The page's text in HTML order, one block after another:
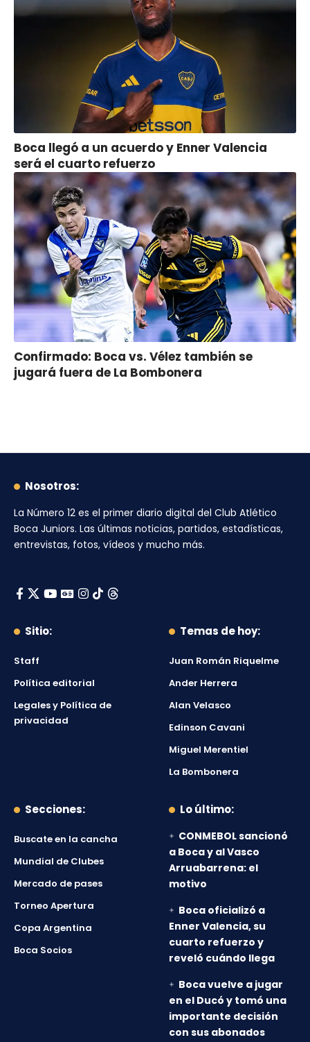
Boca llegó a un acuerdo y Enner Valencia
será el cuarto refuerzo
Confirmado: Boca vs. Vélez también se
jugará fuera de La Bombonera
Nosotros:
La Número 12 es el primer diario digital del Club Atlético
Boca Juniors. Las últimas noticias, partidos, estadísticas,
entrevistas, fotos, vídeos y mucho más.
Sitio:
Staff
Política editorial
Legales y Política de
privacidad
Temas de hoy:
Juan Román Riquelme
Ander Herrera
Alan Velasco
Edinson Cavani
Miguel Merentiel
La Bombonera
Secciones:
Buscate en la cancha
Mundial de Clubes
Mercado de pases
Torneo Apertura
Copa Argentina
Boca Socios
Lo último:
CONMEBOL sancionó
a Boca y al Vasco
Arruabarrena: el
motivo
Boca oficializó a
Enner Valencia, su
cuarto refuerzo y
reveló cuándo llega
Boca vuelve a jugar
en el Ducó y tomó una
importante decisión
con sus abonados